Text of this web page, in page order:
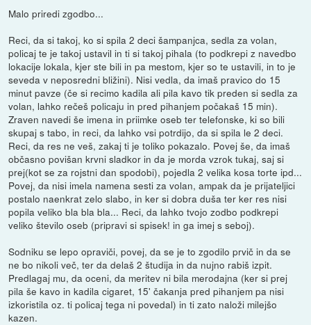
Malo priredi zgodbo...
Reci, da si takoj, ko si spila 2 deci šampanjca, sedla za volan,
policaj te je takoj ustavil in ti si takoj pihala (to podkrepi z navedbo
lokacije lokala, kjer ste bili in pa mestom, kjer so te ustavili, in to je
seveda v neposredni bližini). Nisi vedla, da imaš pravico do 15
minut pavze (če si recimo kadila ali pila kavo tik preden si sedla za
volan, lahko rečeš policaju in pred pihanjem počakaš 15 min).
Zraven navedi še imena in priimke oseb ter telefonske, ki so bili
skupaj s tabo, in reci, da lahko vsi potrdijo, da si spila le 2 deci.
Reci, da res ne veš, zakaj ti je toliko pokazalo. Povej še, da imaš
občasno povišan krvni sladkor in da je morda vzrok tukaj, saj si
prej(kot se za rojstni dan spodobi), pojedla 2 velika kosa torte ipd...
Povej, da nisi imela namena sesti za volan, ampak da je prijateljici
postalo naenkrat zelo slabo, in ker si dobra duša ter ker res nisi
popila veliko bla bla bla... Reci, da lahko tvojo zodbo podkrepi
veliko število oseb (pripravi si spisek! in ga imej s seboj).
Sodniku se lepo opraviči, povej, da se je to zgodilo prvič in da se
ne bo nikoli več, ter da delaš 2 študija in da nujno rabiš izpit.
Predlagaj mu, da oceni, da meritev ni bila merodajna (ker si prej
pila še kavo in kadila cigaret, 15' čakanja pred pihanjem pa nisi
izkoristila oz. ti policaj tega ni povedal) in ti zato naloži milejšo
kazen.